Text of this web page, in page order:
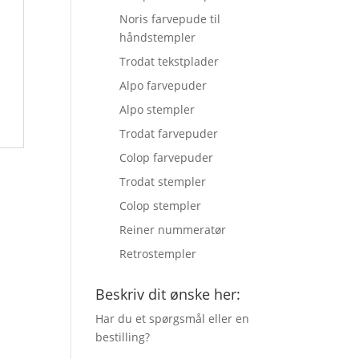
Noris farvepude til
håndstempler
Trodat tekstplader
Alpo farvepuder
Alpo stempler
Trodat farvepuder
Colop farvepuder
Trodat stempler
Colop stempler
Reiner nummeratør
Retrostempler
Beskriv dit ønske her:
Har du et spørgsmål eller en
bestilling?